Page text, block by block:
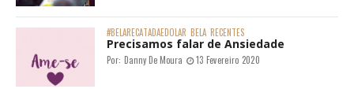
#BELARECATADAEDOLAR BELA RECENTES
Precisamos falar de Ansiedade
Por: Danny De Moura 13 Fevereiro 2020